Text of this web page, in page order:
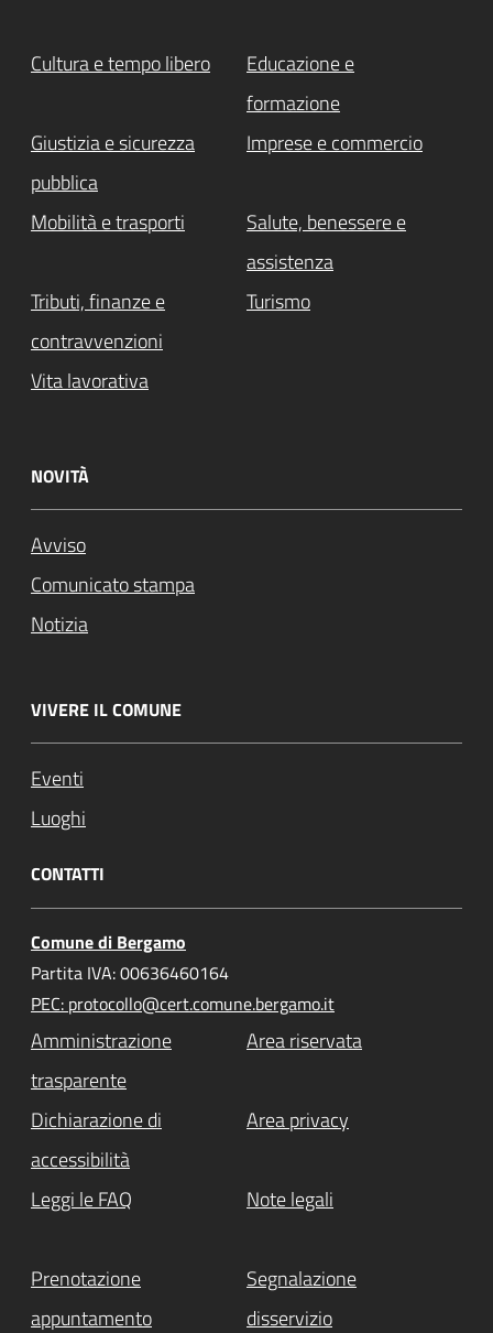
Cultura e tempo libero
Educazione e
formazione
Giustizia e sicurezza
pubblica
Imprese e commercio
Mobilità e trasporti
Salute, benessere e
assistenza
Tributi, finanze e
contravvenzioni
Turismo
Vita lavorativa
NOVITÀ
Avviso
Comunicato stampa
Notizia
VIVERE IL COMUNE
Eventi
Luoghi
CONTATTI
Comune di Bergamo
Partita IVA: 00636460164
PEC: protocollo@cert.comune.bergamo.it
Amministrazione
trasparente
Area riservata
Dichiarazione di
accessibilità
Area privacy
Leggi le FAQ Note legali
Prenotazione
appuntamento
Segnalazione
disservizio